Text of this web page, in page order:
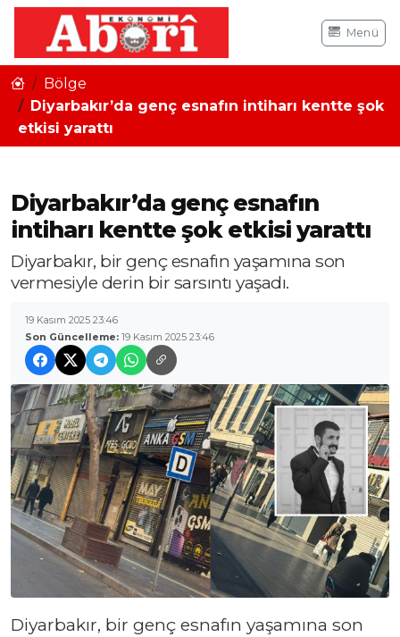
Menü
Bölge
Diyarbakır’da genç esnafın intiharı kentte şok
etkisi yarattı
Diyarbakır’da genç esnafın
intiharı kentte şok etkisi yarattı
Diyarbakır, bir genç esnafın yaşamına son
vermesiyle derin bir sarsıntı yaşadı.
19 Kasım 2025 23:46
Son Güncelleme: 19 Kasım 2025 23:46
Diyarbakır, bir genç esnafın yaşamına son